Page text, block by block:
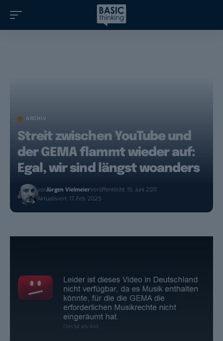
ARCHIV
Streit zwischen YouTube und
der GEMA flammt wieder auf:
Egal, wir sind längst woanders
vonJürgen VielmeierVeröffentlicht: 15. Juni 2011
Aktualisiert: 17. Feb. 2025